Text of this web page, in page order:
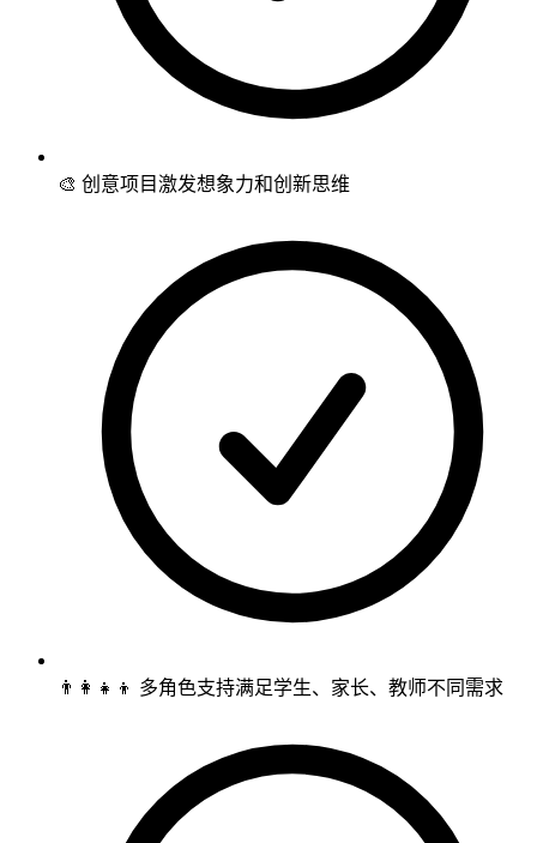
🎨 创意项目激发想象力和创新思维
👨‍👩‍👧‍👦 多角色支持满足学生、家长、教师不同需求